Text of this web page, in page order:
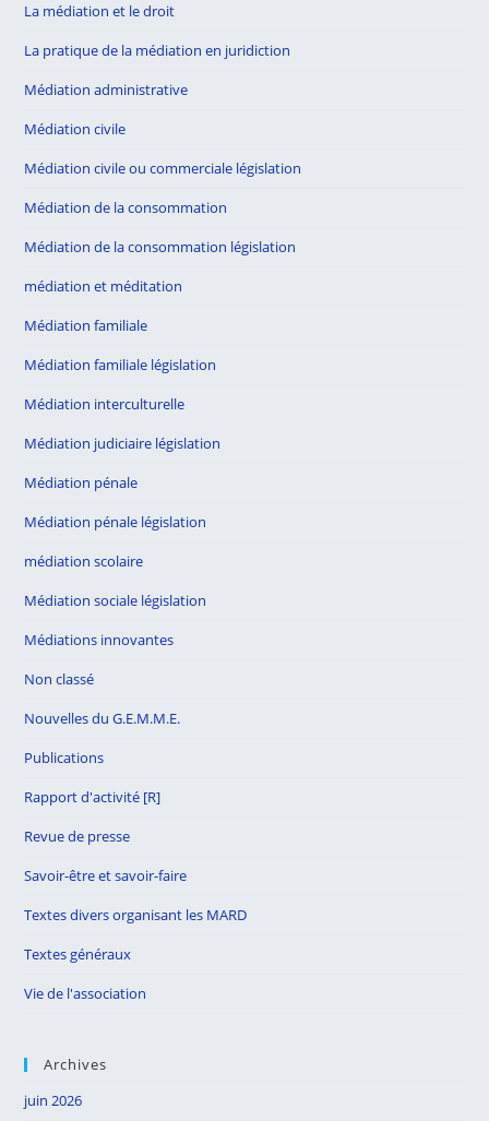
La médiation et le droit
La pratique de la médiation en juridiction
Médiation administrative
Médiation civile
Médiation civile ou commerciale législation
Médiation de la consommation
Médiation de la consommation législation
médiation et méditation
Médiation familiale
Médiation familiale législation
Médiation interculturelle
Médiation judiciaire législation
Médiation pénale
Médiation pénale législation
médiation scolaire
Médiation sociale législation
Médiations innovantes
Non classé
Nouvelles du G.E.M.M.E.
Publications
Rapport d'activité [R]
Revue de presse
Savoir-être et savoir-faire
Textes divers organisant les MARD
Textes généraux
Vie de l'association
Archives
juin 2026